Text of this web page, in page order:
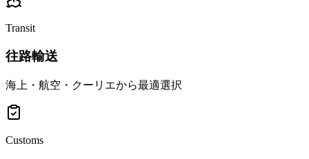
Transit
往路輸送
海上・航空・クーリエから最適選択
Customs